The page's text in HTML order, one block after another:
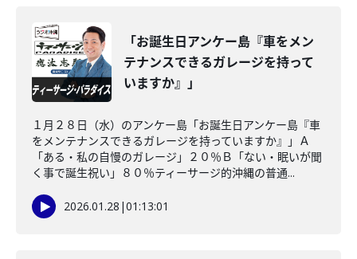
「お誕生日アンケー島『車をメン
テナンスできるガレージを持って
いますか』」
１月２８日（水）のアンケー島「お誕生日アンケー島『車
をメンテナンスできるガレージを持っていますか』」Ａ
「ある・私の自慢のガレージ」２０％Ｂ「ない・眠いが聞
く事で誕生祝い」８０％ティーサージ的沖縄の普通...
2026.01.28 |01:13:01